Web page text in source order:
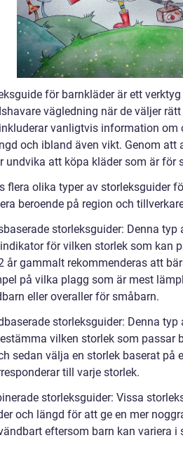
för barnkläder är ett
vägledning när de väljer
vanligtvis information om
och ibland även vikt. Genom att
undvika att köpa kläder som är för
flera olika typer av storleksguider
beroende på region och
storleksguider: Denna
för vilken storlek som kan
år gammalt rekommenderas att
på vilka plagg som är mest
eller overaller för småbarn.
storleksguider: Denna
vilken storlek som passar
sedan välja en storlek baserat på
till varje storlek.
storleksguider: Vissa
och längd för att ge en mer
eftersom barn kan variera i